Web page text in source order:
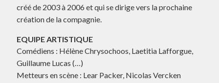
créé de 2003 à 2006 et qui se dirige vers la prochaine
création de la compagnie.
EQUIPE ARTISTIQUE
Comédiens : Hélène Chrysochoos, Laetitia Lafforgue,
Guillaume Lucas (…)
Metteurs en scène : Lear Packer, Nicolas Vercken